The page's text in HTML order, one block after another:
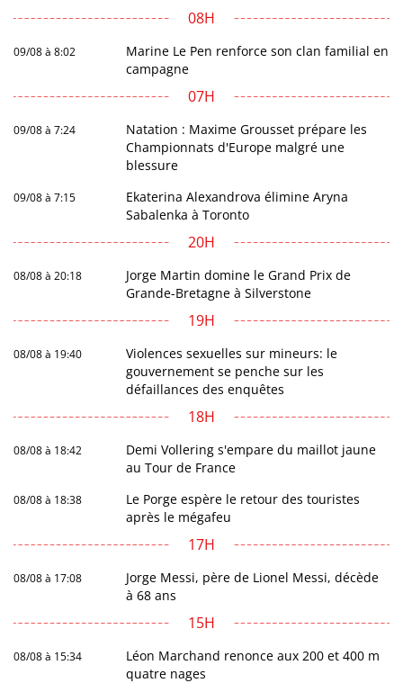
08H
09/08 à 8:02
Marine Le Pen renforce son clan familial en
campagne
07H
09/08 à 7:24
Natation : Maxime Grousset prépare les
Championnats d'Europe malgré une
blessure
09/08 à 7:15
Ekaterina Alexandrova élimine Aryna
Sabalenka à Toronto
20H
08/08 à 20:18
Jorge Martin domine le Grand Prix de
Grande-Bretagne à Silverstone
19H
08/08 à 19:40
Violences sexuelles sur mineurs: le
gouvernement se penche sur les
défaillances des enquêtes
18H
08/08 à 18:42
Demi Vollering s'empare du maillot jaune
au Tour de France
08/08 à 18:38
Le Porge espère le retour des touristes
après le mégafeu
17H
08/08 à 17:08
Jorge Messi, père de Lionel Messi, décède
à 68 ans
15H
08/08 à 15:34
Léon Marchand renonce aux 200 et 400 m
quatre nages